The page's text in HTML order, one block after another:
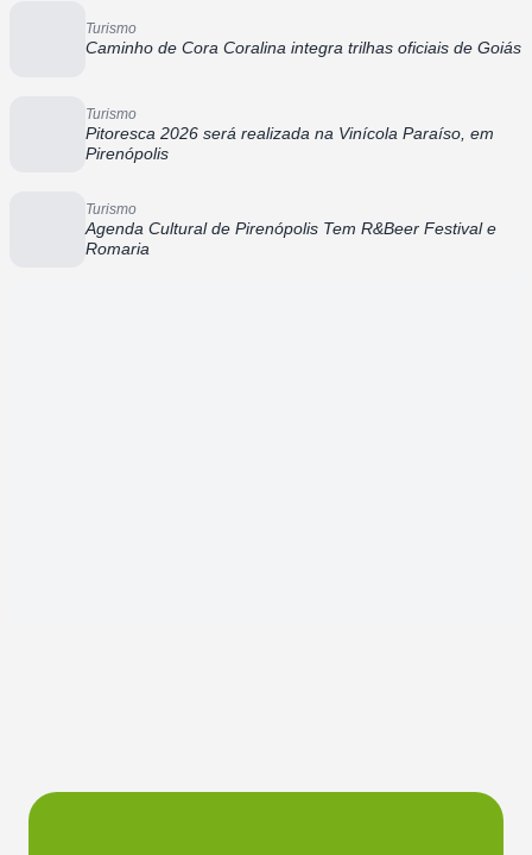
Turismo
Caminho de Cora Coralina integra trilhas oficiais de Goiás
Turismo
Pitoresca 2026 será realizada na Vinícola Paraíso, em
Pirenópolis
Turismo
Agenda Cultural de Pirenópolis Tem R&Beer Festival e
Romaria